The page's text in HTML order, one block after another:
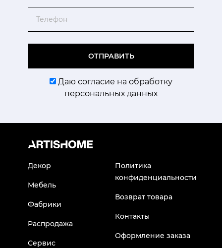
ОТПРАВИТЬ
Даю согласие на обработку
персональных данных
Декор
Мебель
Фабрики
Распродажа
Сервис
Политика
конфиденциальности
Возврат товара
Контакты
Оформление заказа